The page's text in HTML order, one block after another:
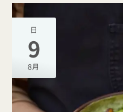
日
9
8月